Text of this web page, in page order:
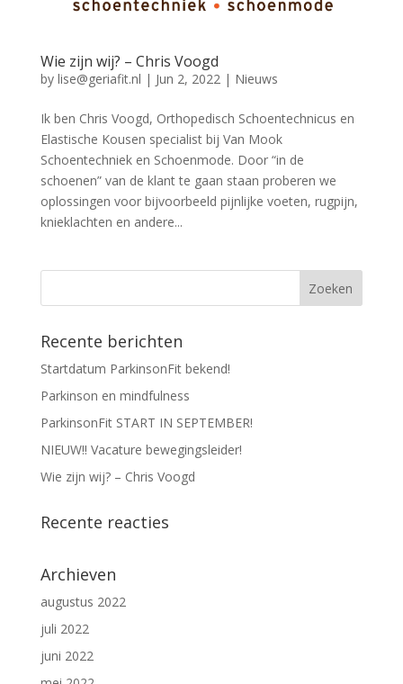
Wie zijn wij? – Chris Voogd
by lise@geriafit.nl | Jun 2, 2022| Nieuws
Ik ben Chris Voogd, Orthopedisch Schoentechnicus en
Elastische Kousen specialist bij Van Mook
Schoentechniek en Schoenmode. Door “in de
schoenen” van de klant te gaan staan proberen we
oplossingen voor bijvoorbeeld pijnlijke voeten, rugpijn,
knieklachten en andere...
Recente berichten
Startdatum ParkinsonFit bekend!
Parkinson en mindfulness
ParkinsonFit START IN SEPTEMBER!
NIEUW!! Vacature bewegingsleider!
Wie zijn wij? – Chris Voogd
Recente reacties
Archieven
augustus 2022
juli 2022
juni 2022